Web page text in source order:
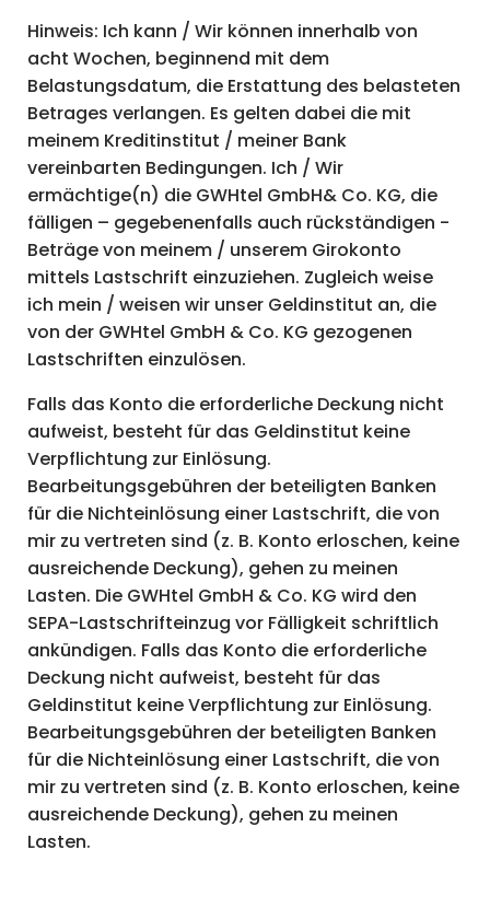
Hinweis: Ich kann / Wir können innerhalb von
acht Wochen, beginnend mit dem
Belastungsdatum, die Erstattung des belasteten
Betrages verlangen. Es gelten dabei die mit
meinem Kreditinstitut / meiner Bank
vereinbarten Bedingungen. Ich / Wir
ermächtige(n) die GWHtel GmbH& Co. KG, die
fälligen – gegebenenfalls auch rückständigen -
Beträge von meinem / unserem Girokonto
mittels Lastschrift einzuziehen. Zugleich weise
ich mein / weisen wir unser Geldinstitut an, die
von der GWHtel GmbH & Co. KG gezogenen
Lastschriften einzulösen.
Falls das Konto die erforderliche Deckung nicht
aufweist, besteht für das Geldinstitut keine
Verpflichtung zur Einlösung.
Bearbeitungsgebühren der beteiligten Banken
für die Nichteinlösung einer Lastschrift, die von
mir zu vertreten sind (z. B. Konto erloschen, keine
ausreichende Deckung), gehen zu meinen
Lasten. Die GWHtel GmbH & Co. KG wird den
SEPA-Lastschrifteinzug vor Fälligkeit schriftlich
ankündigen. Falls das Konto die erforderliche
Deckung nicht aufweist, besteht für das
Geldinstitut keine Verpflichtung zur Einlösung.
Bearbeitungsgebühren der beteiligten Banken
für die Nichteinlösung einer Lastschrift, die von
mir zu vertreten sind (z. B. Konto erloschen, keine
ausreichende Deckung), gehen zu meinen
Lasten.